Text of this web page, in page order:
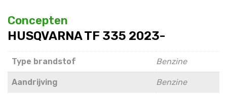
Concepten
HUSQVARNA TF 335 2023-
Type brandstof Benzine
Aandrijving Benzine